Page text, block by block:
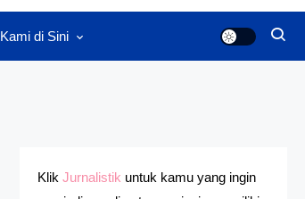
Kami di Sini
KlikJurnalistik untuk kamu yang ingin